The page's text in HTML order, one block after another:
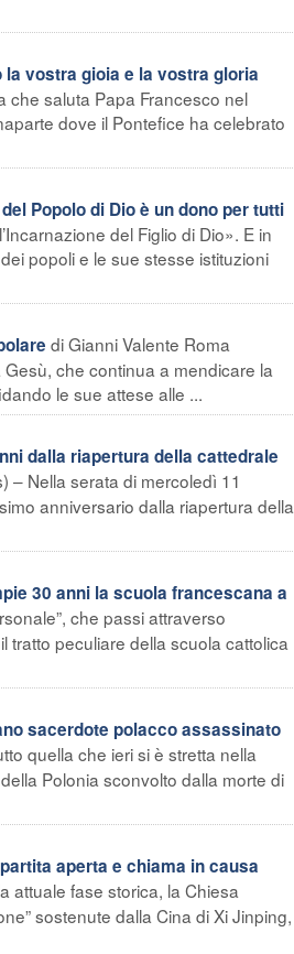
la vostra gioia e la vostra gloria
che saluta Papa Francesco nel
dove il Pontefice ha celebrato
Popolo di Dio è un dono per tutti
del Figlio di Dio». E in
popoli e le sue stesse istituzioni
di Gianni Valente Roma
che continua a mendicare la
le sue attese alle ...
dalla riapertura della cattedrale
– Nella serata di mercoledì 11
anniversario dalla riapertura della
30 anni la scuola francescana a
che passi attraverso
tratto peculiare della scuola cattolica
sacerdote polacco assassinato
quella che ieri si è stretta nella
Polonia sconvolto dalla morte di
aperta e chiama in causa
attuale fase storica, la Chiesa
sostenute dalla Cina di Xi Jinping,